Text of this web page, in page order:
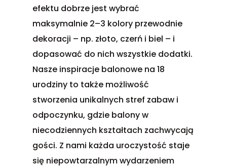
efektu dobrze jest wybrać
maksymalnie 2–3 kolory przewodnie
dekoracji – np. złoto, czerń i biel – i
dopasować do nich wszystkie dodatki.
Nasze inspiracje balonowe na 18
urodziny to także możliwość
stworzenia unikalnych stref zabaw i
odpoczynku, gdzie balony w
niecodziennych kształtach zachwycają
gości. Z nami każda uroczystość staje
się niepowtarzalnym wydarzeniem